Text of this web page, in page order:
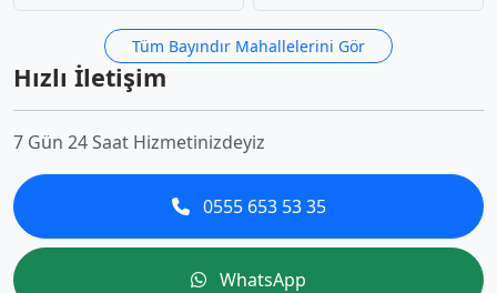
Tüm Bayındır Mahallelerini Gör
Hızlı İletişim
7 Gün 24 Saat Hizmetinizdeyiz
0555 653 53 35
WhatsApp